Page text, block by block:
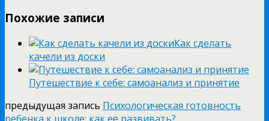
Похожие записи
Как сделать
качели из доски
Путешествие к себе: самоанализ и принятие
предыдущая запись Психологическая готовность